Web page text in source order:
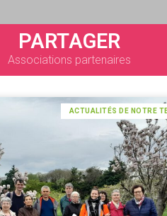
PARTAGER
Associations partenaires
ACTUALITÉS DE NOTRE